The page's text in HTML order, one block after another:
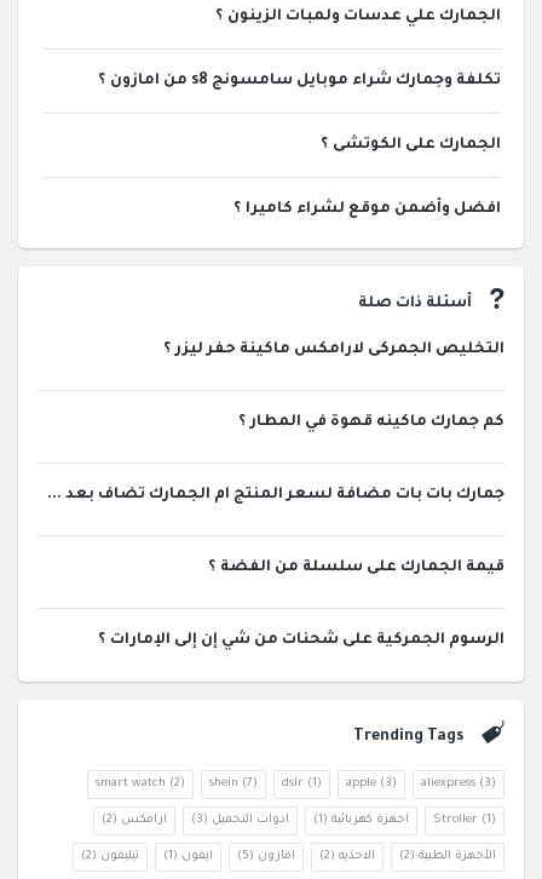
الجمارك علي عدسات ولمبات الزينون ؟
تكلفة وجمارك شراء موبايل سامسونج s8 من امازون ؟
الجمارك على الكوتشى ؟
افضل وأضمن موقع لشراء كاميرا ؟
أسئلة ذات صلة
التخليص الجمركى لارامكس ماكينة حفر ليزر ؟
كم جمارك ماكينه قهوة في المطار ؟
جمارك بات بات مضافة لسعر المنتج ام الجمارك تضاف بعد ...
قيمة الجمارك على سلسلة من الفضة ؟
الرسوم الجمركية على شحنات من شي إن إلى الإمارات ؟
Trending Tags
aliexpress (3)
apple (3)
dslr (1)
shein (7)
smart watch (2)
Stroller (1) اجهزة كهربائية (1) ادوات التجميل (3) ارامكس (2)
الأجهزة الطبية (2) الاحذيه (2) امازون (5) ايفون (1) تيليفون (2)